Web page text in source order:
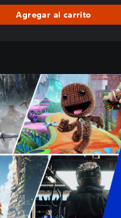
Agregar al carrito